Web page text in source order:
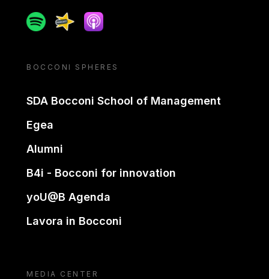
SpotifySpreakerApple podcast
BOCCONI SPHERES
SDA Bocconi School of Management
Egea
Alumni
B4i - Bocconi for innovation
yoU@B Agenda
Lavora in Bocconi
MEDIA CENTER